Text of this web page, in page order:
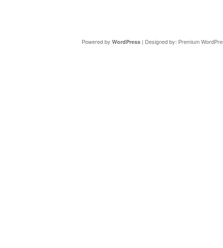
Powered by WordPress| Designed by: Premium